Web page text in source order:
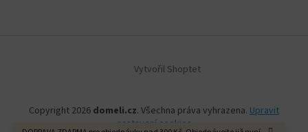
Vytvořil Shoptet
Copyright 2026 domeli.cz. Všechna práva vyhrazena. Upravit
nastavení cookies